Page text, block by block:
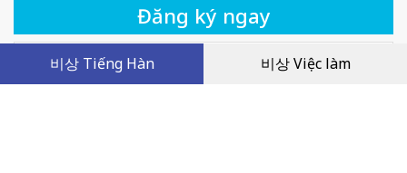
Khóa học
Facebook Livestream 2022.10 4 Ngữ pháp cao
cấp người Hàn rất hay dùng
Quy chế hoạt động
Chính sách giải quyết tranh chấp
비상 Tiếng Hàn 비상 Việc làm